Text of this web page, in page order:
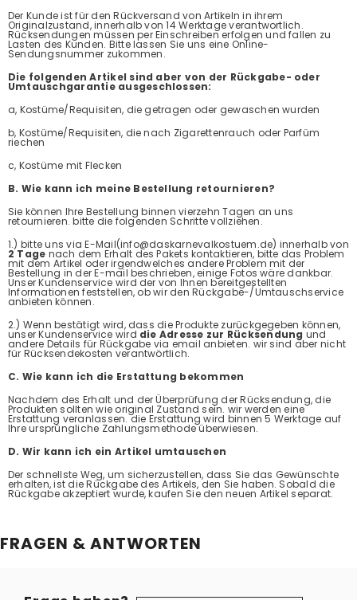
Der Kunde ist für den Rückversand von Artikeln in ihrem
Originalzustand, innerhalb von 14 Werktage verantwortlich.
Rücksendungen müssen per Einschreiben erfolgen und fallen zu
Lasten des Kunden. Bitte lassen Sie uns eine Online-
Sendungsnummer zukommen.
Die folgenden Artikel sind aber von der Rückgabe- oder
Umtauschgarantie ausgeschlossen:
a, Kostüme/Requisiten, die getragen oder gewaschen wurden
b, Kostüme/Requisiten, die nach Zigarettenrauch oder Parfüm
riechen
c, Kostüme mit Flecken
B. Wie kann ich meine Bestellung retournieren?
Sie können Ihre Bestellung binnen vierzehn Tagen an uns
retournieren. bitte die folgenden Schritte vollziehen.
1.) bitte uns via E-Mail(info@daskarnevalkostuem.de) innerhalb von
2 Tage nach dem Erhalt des Pakets kontaktieren, bitte das Problem
mit dem Artikel oder irgendwelches andere Problem mit der
Bestellung in der E-mail beschrieben, einige Fotos wäre dankbar.
Unser Kundenservice wird der von Ihnen bereitgestellten
Informationen feststellen, ob wir den Rückgabe-/Umtauschservice
anbieten können.
2.) Wenn bestätigt wird, dass die Produkte zurückgegeben können,
unser Kundenservice wird die Adresse zur Rücksendung und
andere Details für Rückgabe via email anbieten. wir sind aber nicht
für Rücksendekosten verantwörtlich.
C. Wie kann ich die Erstattung bekommen
Nachdem des Erhalt und der Überprüfung der Rücksendung, die
Produkten sollten wie original Zustand sein. wir werden eine
Erstattung veranlassen. die Erstattung wird binnen 5 Werktage auf
Ihre ursprüngliche Zahlungsmethode überwiesen.
D. Wir kann ich ein Artikel umtauschen
Der schnellste Weg, um sicherzustellen, dass Sie das Gewünschte
erhalten, ist die Rückgabe des Artikels, den Sie haben. Sobald die
Rückgabe akzeptiert wurde, kaufen Sie den neuen Artikel separat.
FRAGEN & ANTWORTEN